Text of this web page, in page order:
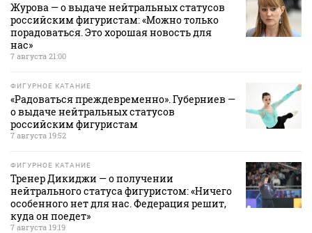
Журова — о выдаче нейтральных статусов
российским фигуристам: «Можно только
порадоваться. Это хорошая новость для
нас»
7 августа 21:00
ФИГУРНОЕ КАТАНИЕ
«Радоваться преждевременно». Губерниев —
о выдаче нейтральных статусов
российским фигуристам
7 августа 19:52
ФИГУРНОЕ КАТАНИЕ
Тренер Дикиджи — о получении
нейтрального статуса фигуристом: «Ничего
особенного нет для нас. Федерация решит,
куда он поедет»
7 августа 19:19